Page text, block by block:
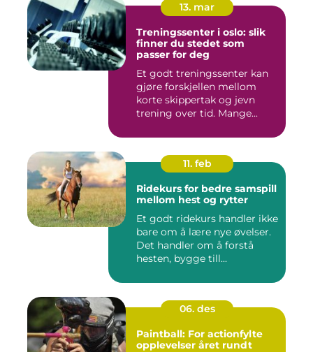
13. mar
Treningssenter i oslo: slik
finner du stedet som
passer for deg
Et godt treningssenter kan
gjøre forskjellen mellom
korte skippertak og jevn
trening over tid. Mange...
11. feb
Ridekurs for bedre samspill
mellom hest og rytter
Et godt ridekurs handler ikke
bare om å lære nye øvelser.
Det handler om å forstå
hesten, bygge till...
06. des
Paintball: For actionfylte
opplevelser året rundt